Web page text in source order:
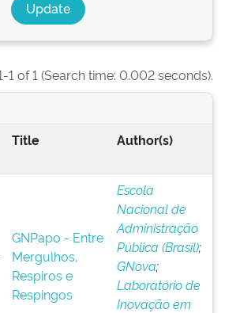
1 of 1 (Search time: 0.002 seconds).
Title Author(s)
GNPapo - Entre
Mergulhos,
Respiros e
Respingos
Escola
Nacional de
Administração
Pública (Brasil);
GNova;
Laboratório de
Inovação em